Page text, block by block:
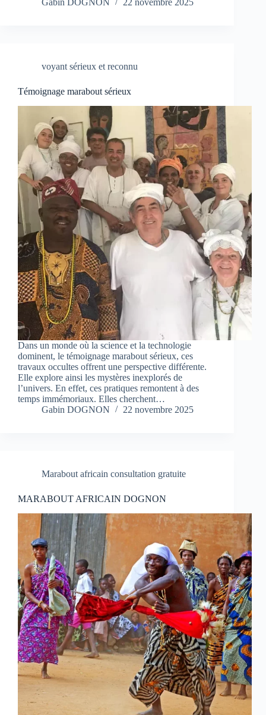
Gabin DOGNON 22 novembre 2025
voyant sérieux et reconnu
Témoignage marabout sérieux
Dans un monde où la science et la technologie
dominent, le témoignage marabout sérieux, ces
travaux occultes offrent une perspective différente.
Elle explore ainsi les mystères inexplorés de
l’univers. En effet, ces pratiques remontent à des
temps immémoriaux. Elles cherchent…
Gabin DOGNON
22 novembre 2025
Marabout africain consultation gratuite
MARABOUT AFRICAIN DOGNON